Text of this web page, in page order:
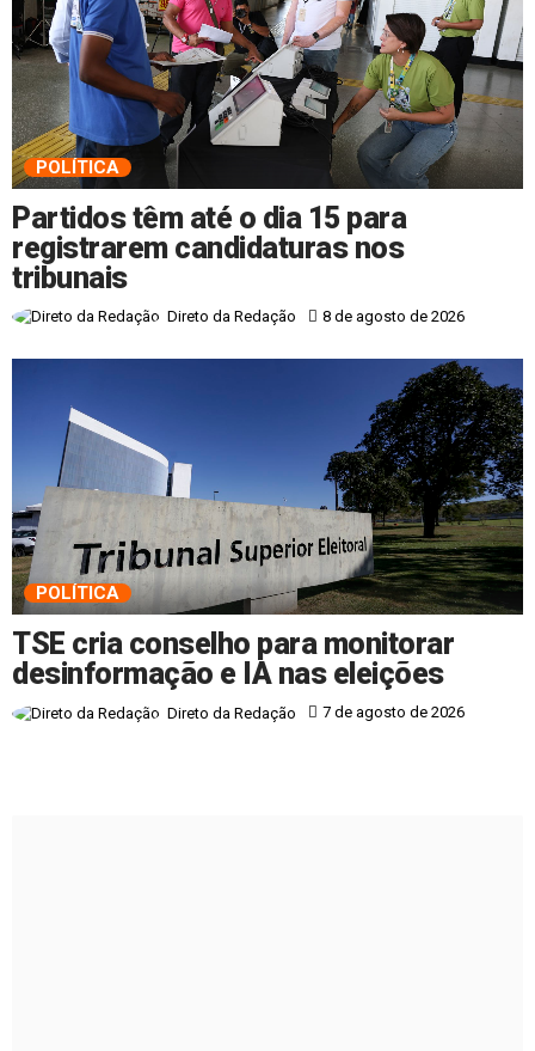
POLÍTICA
Partidos têm até o dia 15 para
registrarem candidaturas nos
tribunais
Direto da Redação 8 de agosto de 2026
POLÍTICA
TSE cria conselho para monitorar
desinformação e IA nas eleições
Direto da Redação 7 de agosto de 2026